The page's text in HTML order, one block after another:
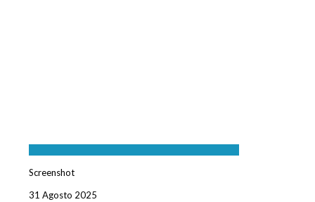
Screenshot
31 Agosto 2025